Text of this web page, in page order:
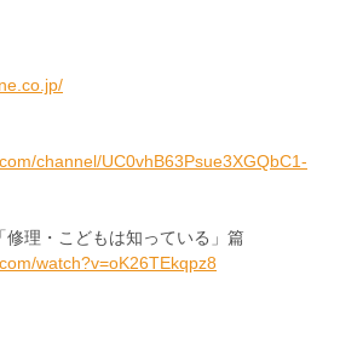
channel/UC0vhB63Psue3XGQbC1-
理・こどもは知っている」篇
watch?v=oK26TEkqpz8